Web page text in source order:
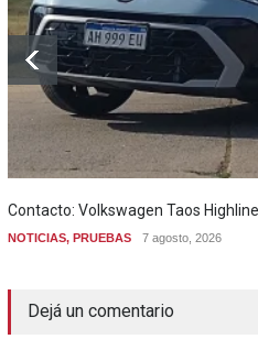
Contacto: Volkswagen Taos
NOTICIAS, PRUEBAS 7 agosto, 2026
Dejá un comentario